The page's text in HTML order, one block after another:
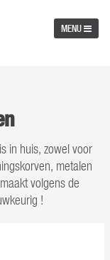
MENU
in huis, zowel voor
metalen
volgens de
!